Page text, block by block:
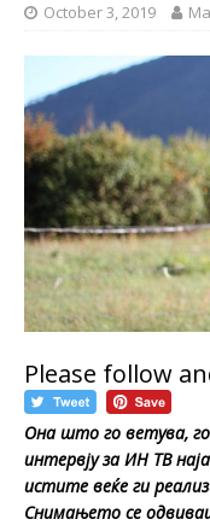
October 3, 2019
Please follow
Она што го ветува,
интервју за ИН ТВ
истите веќе ги
Снимањето се